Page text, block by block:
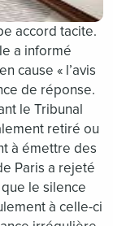
accord tacite.
a informé
cause « l’avis
de réponse.
le Tribunal
retiré ou
à émettre des
Paris a rejeté
le silence
à celle-ci